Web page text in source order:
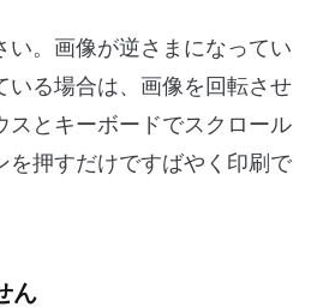
い。画像が逆さまになってい
いる場合は、画像を回転させ
スとキーボードでスクロール
を押すだけですばやく印刷で
ん